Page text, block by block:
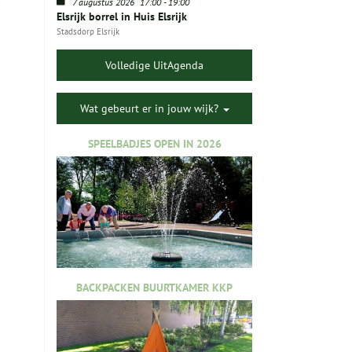
Elsrijk borrel in Huis Elsrijk
Stadsdorp Elsrijk
Volledige UitAgenda
Wat gebeurt er in jouw wijk?
SPEELBADJES OPEN IN 2026
BACKPACKEN BUURTKAMER KKP